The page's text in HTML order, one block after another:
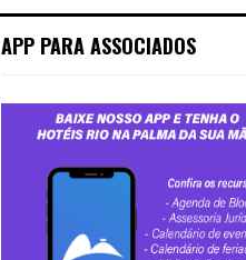
APP PARA ASSOCIADOS